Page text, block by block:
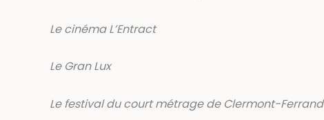
Le cinéma L’Entract
Le Gran Lux
Le festival du court métrage de Clermont-Ferrand